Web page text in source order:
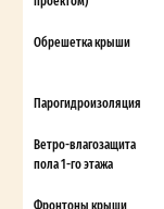
Обрешетка крыши
Парогидроизоляция
Ветро-влагозащита
пола 1-го этажа
Фронтоны крыши